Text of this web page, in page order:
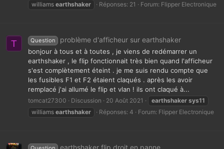
williams earthshaker Réponses: 21 Forum: Flipper Electronique
T Question problème d'afficheur sur earthshaker
bonjour à tous et à toutes , je viens de redémarrer un
earthshaker , le flip fonctionnait très bien quand l'afficheur
s'est complètement éteint . je me suis rendu compte que
les fusibles F1 et F2 étaient claqués . après les avoir
remplacé j'ai allumé le flip et vlan ! ils ont claqué à...
tomcat27300 Discussion 20 Août 2021 earthshaker sys11
williams earthshaker Réponses: 4 Forum: Flipper Electronique
earthshaker flip droit en panne